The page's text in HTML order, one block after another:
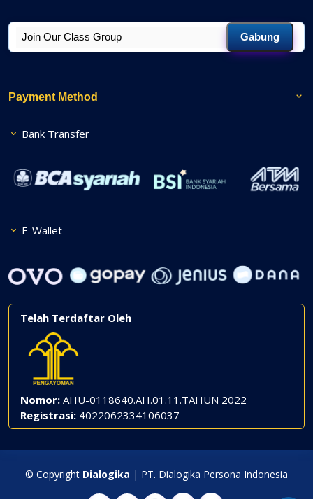
Gabung
Payment Method
Bank Transfer
E-Wallet
Telah Terdaftar Oleh
Nomor: AHU-0118640.AH.01.11.TAHUN 2022
Registrasi: 4022062334106037
© Copyright Dialogika | PT. Dialogika Persona Indonesia